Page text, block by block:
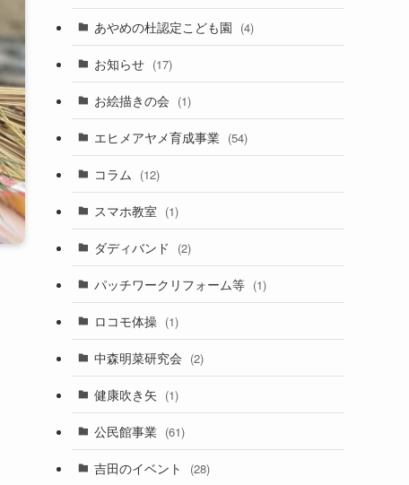
あやめの杜認定こども園 (4)
お知らせ (17)
お絵描きの会 (1)
エヒメアヤメ育成事業 (54)
コラム (12)
スマホ教室 (1)
ダディバンド (2)
パッチワークリフォーム等 (1)
ロコモ体操 (1)
中森明菜研究会 (2)
健康吹き矢 (1)
公民館事業 (61)
吉田のイベント (28)